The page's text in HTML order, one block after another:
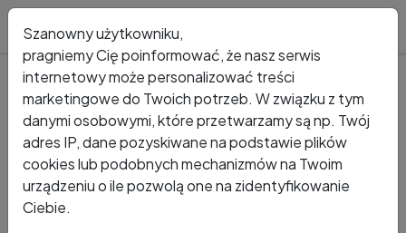
Kto dzwonił? Numer +48 728 380 106
+48 728 380 106
Szanowny użytkowniku,
pragniemy Cię poinformować, że nasz serwis
internetowy może personalizować treści
marketingowe do Twoich potrzeb. W związku z tym
danymi osobowymi, które przetwarzamy są np. Twój
adres IP, dane pozyskiwane na podstawie plików
cookies lub podobnych mechanizmów na Twoim
urządzeniu o ile pozwolą one na zidentyfikowanie
Ciebie.